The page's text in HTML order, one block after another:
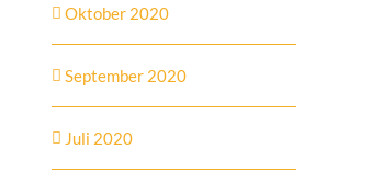
Oktober 2020
September 2020
Juli 2020